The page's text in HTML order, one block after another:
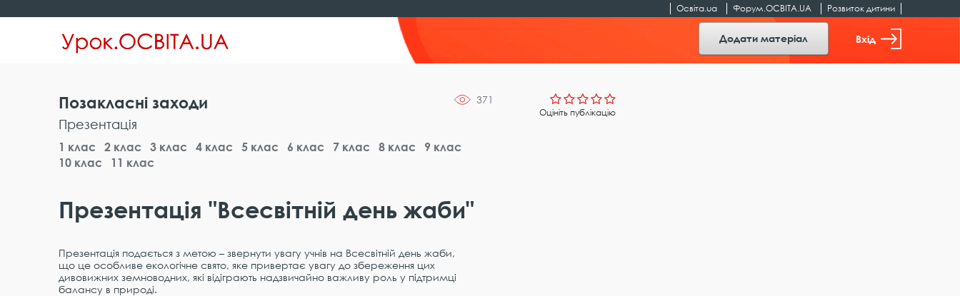
Освіта.ua Форум.ОСВІТА.UA Розвиток дитини
Додати матеріал Вхід
371
Оцініть публікацію
Позакласні заходи
Презентація
1 клас 2 клас 3 клас 4 клас 5 клас 6 клас 7 клас 8 клас
9 клас
10 клас
11 клас
Презентація "Всесвітній день жаби"
Презентація подається з метою – звернути увагу учнів на Всесвітній день жаби,
що це особливе екологічне свято, яке привертає увагу до збереження цих
дивовижних земноводних, які відіграють надзвичайно важливу роль у підтримці
балансу в природі.